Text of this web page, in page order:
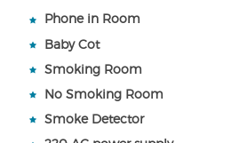
Phone in Room
Baby Cot
Smoking Room
No Smoking Room
Smoke Detector